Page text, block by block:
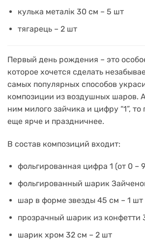
кулька металік 30 см – 5 шт
тягарець – 2 шт
Первый день рождения – это
которое хочется сделать
самых популярных способов
композиции из воздушных шаров.
ним милого зайчика и цифру “1”, то
еще ярче и праздничнее.
В состав композиций входит:
фольгированная цифра 1 (от 0 –
фольгированный шарик
шар в форме звезды 45 см – 1 шт
прозрачный шарик из конфетти
шарик хром 32 см – 2 шт